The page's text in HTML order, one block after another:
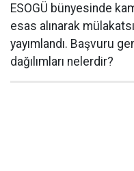
ESOGÜ bünyesinde
esas alınarak
yayımlandı. Başvuru
dağılımları nelerdir?